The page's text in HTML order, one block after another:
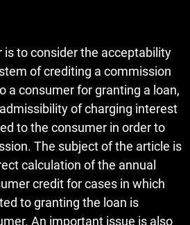
is to consider the acceptability
of crediting a commission
a consumer for granting a loan,
of charging interest
to the consumer in order to
The subject of the article is
calculation of the annual
credit for cases in which
to granting the loan is
An important issue is also